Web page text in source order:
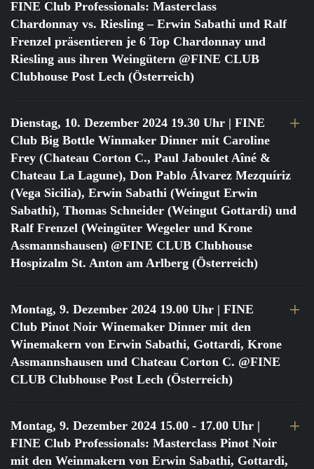
FINE Club Professionals: Masterclass
Chardonnay vs. Riesling – Erwin Sabathi und Ralf
Frenzel präsentieren je 6 Top Chardonnay und
Riesling aus ihren Weingütern @FINE CLUB
Clubhouse Post Lech (Österreich)
Dienstag, 10. Dezember 2024 19.30 Uhr | FINE
Club Big Bottle Winmaker Dinner mit Caroline
Frey (Chateau Corton C., Paul Jaboulet Aîné &
Chateau La Lagune), Don Pablo Álvarez Mezquíriz
(Vega Sicilia), Erwin Sabathi (Weingut Erwin
Sabathi), Thomas Schneider (Weingut Gottardi) und
Ralf Frenzel (Weingüter Wegeler und Krone
Assmannshausen) @FINE CLUB Clubhouse
Hospizalm St. Anton am Arlberg (Österreich)
Montag, 9. Dezember 2024 19.00 Uhr | FINE
Club Pinot Noir Winemaker Dinner mit den
Winemakern von Erwin Sabathi, Gottardi, Krone
Assmannshausen und Chateau Corton C. @FINE
CLUB Clubhouse Post Lech (Österreich)
Montag, 9. Dezember 2024 15.00 - 17.00 Uhr |
FINE Club Professionals: Masterclass Pinot Noir
mit den Weinmakern von Erwin Sabathi, Gottardi,